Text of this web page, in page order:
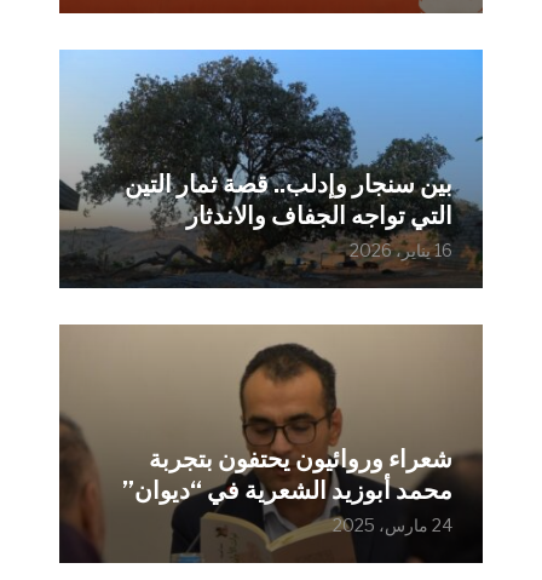
بين سنجار وإدلب.. قصة ثمار التين
التي تواجه الجفاف والاندثار
16 يناير، 2026
شعراء وروائيون يحتفون بتجربة
محمد أبوزيد الشعرية في “ديوان”
24 مارس، 2025